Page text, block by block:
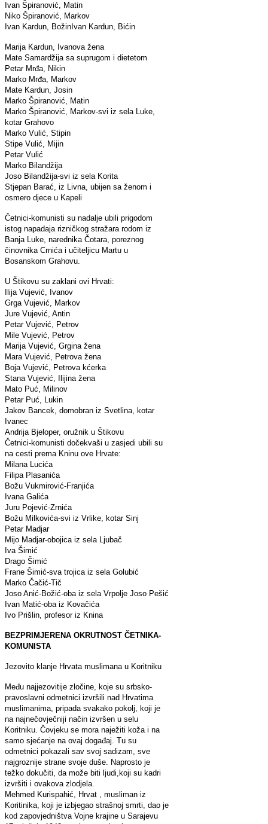
Ivan Špiranović, Matin
Niko Špiranović, Markov
Ivan Kardun, Božin Ivan Kardun, Bićin
Marija Kardun, Ivanova žena
Mate Samardžija sa suprugom i dietetom
Petar Mrđa, Nikin
Marko Mrđa, Markov
Mate Kardun, Josin
Marko Špiranović, Matin
Marko Špiranović, Markov-svi iz sela Luke,
kotar Grahovo
Marko Vulić, Stipin
Stipe Vulić, Mijin
Petar Vulić
Marko Bilandžija
Joso Bilandžija-svi iz sela Korita
Stjepan Barać, iz Livna, ubijen sa ženom i
osmero djece u Kapeli
Četnici-komunisti su nadalje ubili prigodom
istog napadaja rizničkog stražara rodom iz
Banja Luke, narednika Čotara, poreznog
činovnika Crnića i učiteljicu Martu u
Bosanskom Grahovu.
U Štikovu su zaklani ovi Hrvati:
Ilija Vujević, Ivanov
Grga Vujević, Markov
Jure Vujević, Antin
Petar Vujević, Petrov
Mile Vujević, Petrov
Marija Vujević, Grgina žena
Mara Vujević, Petrova žena
Boja Vujević, Petrova kćerka
Stana Vujević, Ilijina žena
Mato Puć, Milinov
Petar Puć, Lukin
Jakov Bancek, domobran iz Svetlina, kotar
Ivanec
Andrija Bjeloper, oružnik u Štikovu
Četnici-komunisti dočekvaši u zasjedi ubili su
na cesti prema Kninu ove Hrvate:
Milana Lucića
Filipa Plasanića
Božu Vukmirović-Franjića
Ivana Galića
Juru Pojević-Zrnića
Božu Milkovića-svi iz Vrlike, kotar Sinj
Petar Madjar
Mijo Madjar-obojica iz sela Ljubač
Iva Šimić
Drago Šimić
Frane Šimić-sva trojica iz sela Golubić
Marko Čačić-Tič
Joso Anić-Božić-oba iz sela Vrpolje Joso Pešić
Ivan Matić-oba iz Kovačića
Ivo Prišlin, profesor iz Knina
BEZPRIMJERENA OKRUTNOST ČETNIKA-
KOMUNISTA
Jezovito klanje Hrvata muslimana u Koritniku
Među najjezovitije zločine, koje su srbsko-
pravoslavni odmetnici izvršili nad Hrvatima
muslimanima, pripada svakako pokolj, koji je
na najnečovječniji način izvršen u selu
Koritniku. Čovjeku se mora naježiti koža i na
samo sjećanje na ovaj događaj. Tu su
odmetnici pokazali sav svoj sadizam, sve
najgroznije strane svoje duše. Naprosto je
težko dokučiti, da može biti ljudi,koji su kadri
izvršiti i ovakova zlodjela.
Mehmed Kurispahić, Hrvat , musliman iz
Koritinika, koji je izbjegao strašnoj smrti, dao je
kod zapovjedništva Vojne krajine u Sarajevu